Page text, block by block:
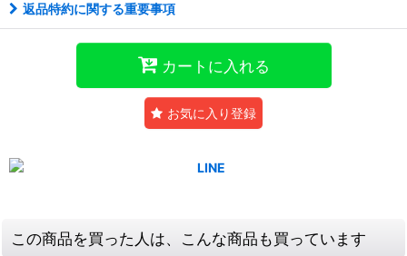
返品特約に関する重要事項
カートに入れる
お気に入り登録
この商品を買った人は、こんな商品も買っています